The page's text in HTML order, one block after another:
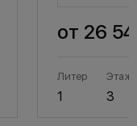
от 26
Литер
1
Этаж
3